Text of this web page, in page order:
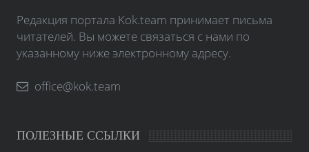
Редакция портала Kok.team принимает письма
читателей. Вы можете связаться с нами по
указанному ниже электронному адресу.
office@kok.team
ПОЛЕЗНЫЕ ССЫЛКИ